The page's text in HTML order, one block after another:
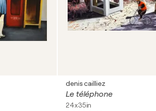
denis cailliez
Le téléphone
24x35in